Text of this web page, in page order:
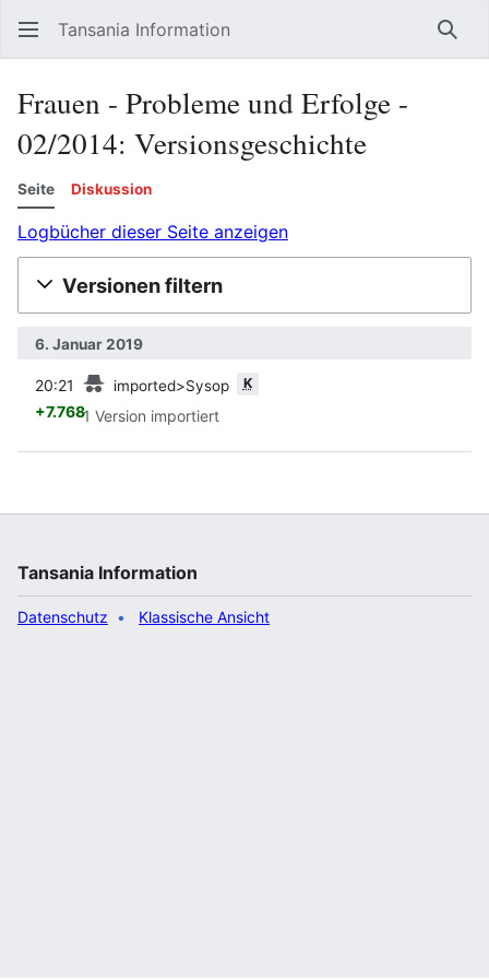
Tansania Information
Frauen - Probleme und Erfolge -
02/2014: Versionsgeschichte
Seite Diskussion
Logbücher dieser Seite anzeigen
Versionen filtern
6. Januar 2019
20:21 imported>Sysop K
+7.7681 Version importiert
Tansania Information
Datenschutz Klassische Ansicht